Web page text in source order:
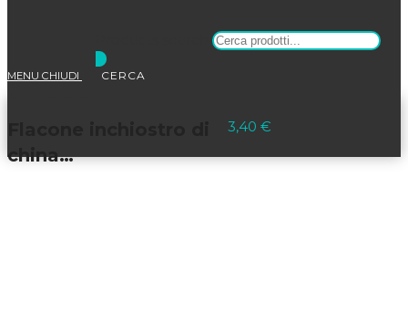
MENU CHIUDI
china…
3,40 €